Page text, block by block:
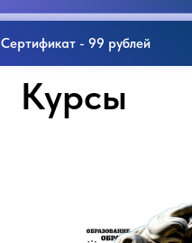
Сертификат - 99 рублей
Курсы